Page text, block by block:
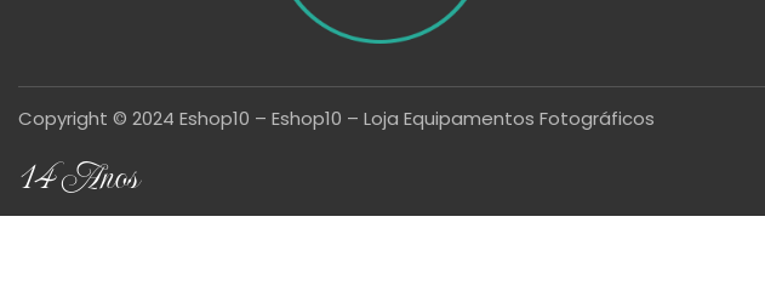
Copyright © 2024 Eshop10 – Eshop10 – Loja Equipamentos Fotográficos
14 Anos